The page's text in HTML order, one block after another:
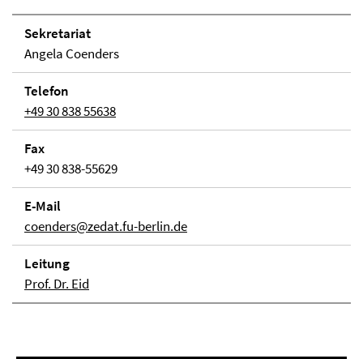
Se­kre­ta­ri­at
Angela Coenders
Telefon
+49 30 838 55638
Fax
+49 30 838-55629
E-Mail
coenders@zedat.fu-berlin.de
Lei­tung
Prof. Dr. Eid